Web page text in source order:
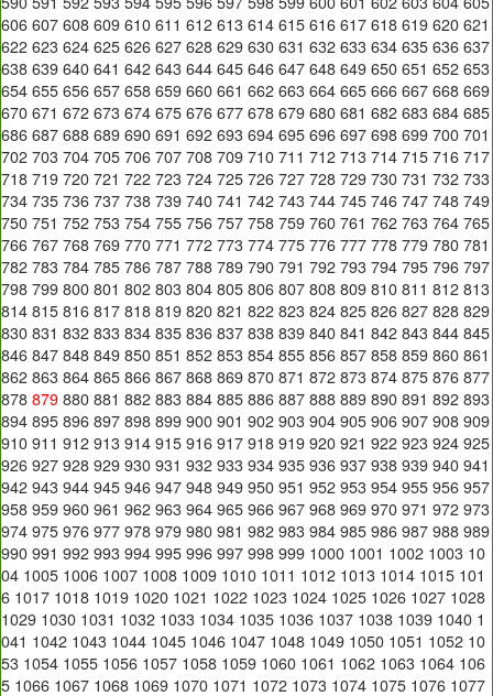
606 607 608 609 610 611 612 613 614 615 616 617 618 619 620 621
622 623 624 625 626 627 628 629 630 631 632 633 634 635 636 637
638 639 640 641 642 643 644 645 646 647 648 649 650 651 652 653
654 655 656 657 658 659 660 661 662 663 664 665 666 667 668 669
670 671 672 673 674 675 676 677 678 679 680 681 682 683 684 685
686 687 688 689 690 691 692 693 694 695 696 697 698 699 700 701
702 703 704 705 706 707 708 709 710 711 712 713 714 715 716 717
718 719 720 721 722 723 724 725 726 727 728 729 730 731 732 733
734 735 736 737 738 739 740 741 742 743 744 745 746 747 748 749
750 751 752 753 754 755 756 757 758 759 760 761 762 763 764 765
766 767 768 769 770 771 772 773 774 775 776 777 778 779 780 781
782 783 784 785 786 787 788 789 790 791 792 793 794 795 796 797
798 799 800 801 802 803 804 805 806 807 808 809 810 811 812 813
814 815 816 817 818 819 820 821 822 823 824 825 826 827 828 829
830 831 832 833 834 835 836 837 838 839 840 841 842 843 844 845
846 847 848 849 850 851 852 853 854 855 856 857 858 859 860 861
862 863 864 865 866 867 868 869 870 871 872 873 874 875 876 877
878 879 880 881 882 883 884 885 886 887 888 889 890 891 892 893
894 895 896 897 898 899 900 901 902 903 904 905 906 907 908 909
910 911 912 913 914 915 916 917 918 919 920 921 922 923 924 925
926 927 928 929 930 931 932 933 934 935 936 937 938 939 940 941
942 943 944 945 946 947 948 949 950 951 952 953 954 955 956 957
958 959 960 961 962 963 964 965 966 967 968 969 970 971 972 973
974 975 976 977 978 979 980 981 982 983 984 985 986 987 988 989
990 991 992 993 994 995 996 997 998 999 1000 1001 1002 1003 10
04 1005 1006 1007 1008 1009 1010 1011 1012 1013 1014 1015 101
6 1017 1018 1019 1020 1021 1022 1023 1024 1025 1026 1027 1028
1029 1030 1031 1032 1033 1034 1035 1036 1037 1038 1039 1040 1
041 1042 1043 1044 1045 1046 1047 1048 1049 1050 1051 1052 10
53 1054 1055 1056 1057 1058 1059 1060 1061 1062 1063 1064 106
5 1066 1067 1068 1069 1070 1071 1072 1073 1074 1075 1076 1077